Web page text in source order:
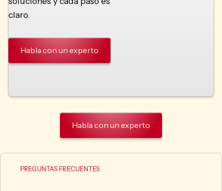
claro.
Habla con un experto
Habla con un experto
PREGUNTAS FRECUENTES